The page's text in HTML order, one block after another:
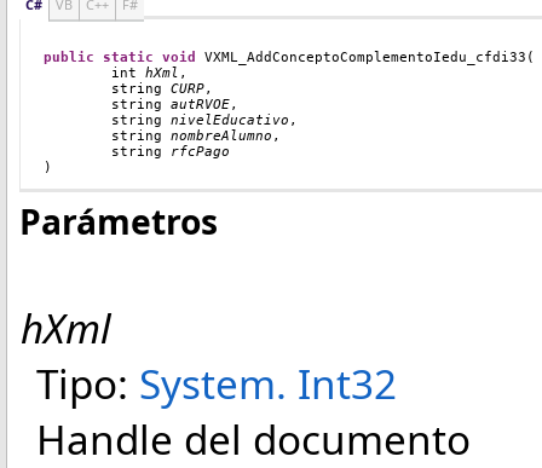
C# VB C++ F#
public static void VXML_AddConceptoComplementoIedu_cfdi33 (
int
hXml ,
string
CURP,
string
autRVOE,
string
nivelEducativo ,
string
nombreAlumno ,
string
rfcPago
)
Parámetros
hXml
Tipo: System. Int32
Handle del documento